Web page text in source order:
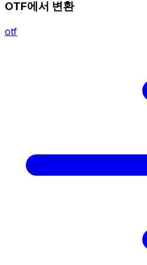
OTF에서 변환
otf